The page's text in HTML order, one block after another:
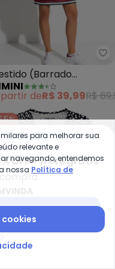
Vestido (Poá
(Barrado
em Malha Fria
deR$ 39,99R$
OFF + frete grátis
para melhorar sua
relevante e
navegando, entendemos
nossa Política de